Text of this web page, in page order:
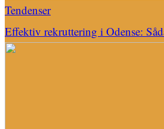
Tendenser
Effektiv rekruttering i Odense: